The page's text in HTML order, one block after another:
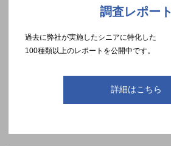
調査レポート
過去に弊社が実施したシニアに特化した
100種類以上のレポートを公開中です。
詳細はこちら